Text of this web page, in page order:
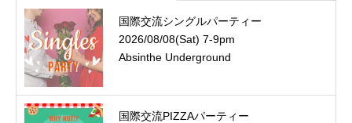
国際交流シングルパーティー
2026/08/08(Sat) 7-9pm
Absinthe Underground
国際交流PIZZAパーティー